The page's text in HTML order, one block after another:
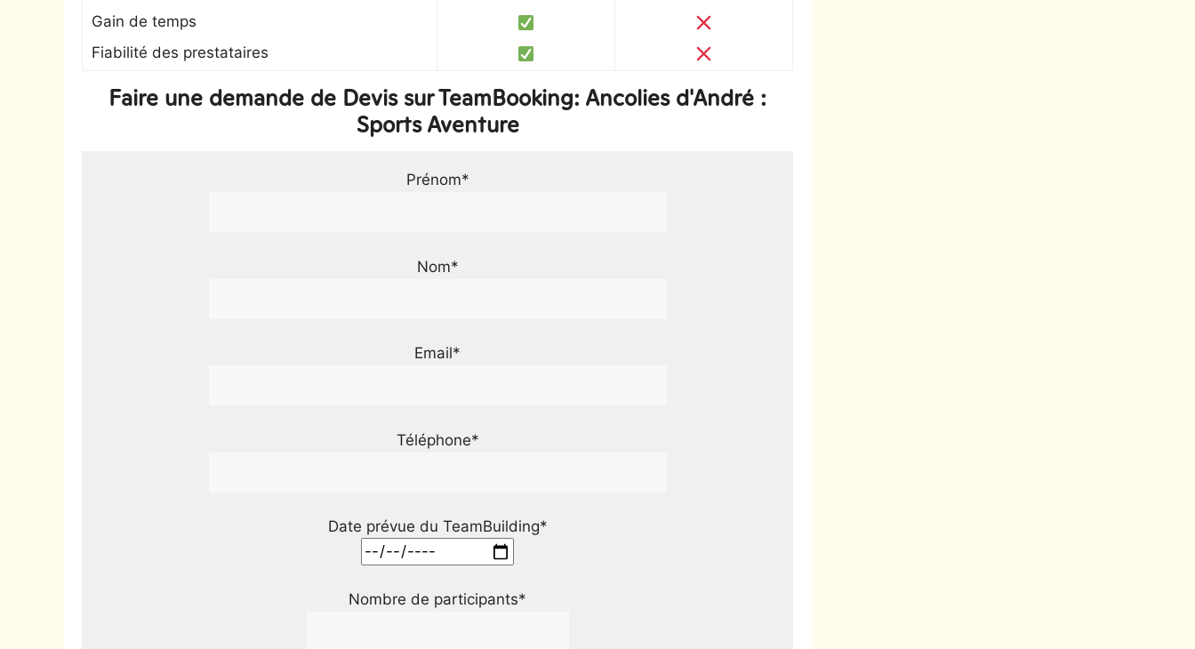
Gain de temps
Fiabilité des prestataires
Faire une demande de Devis sur TeamBooking: Ancolies d'André :
Sports Aventure
Prénom*
Nom*
Email*
Téléphone*
Date prévue du TeamBuilding*
Nombre de participants*